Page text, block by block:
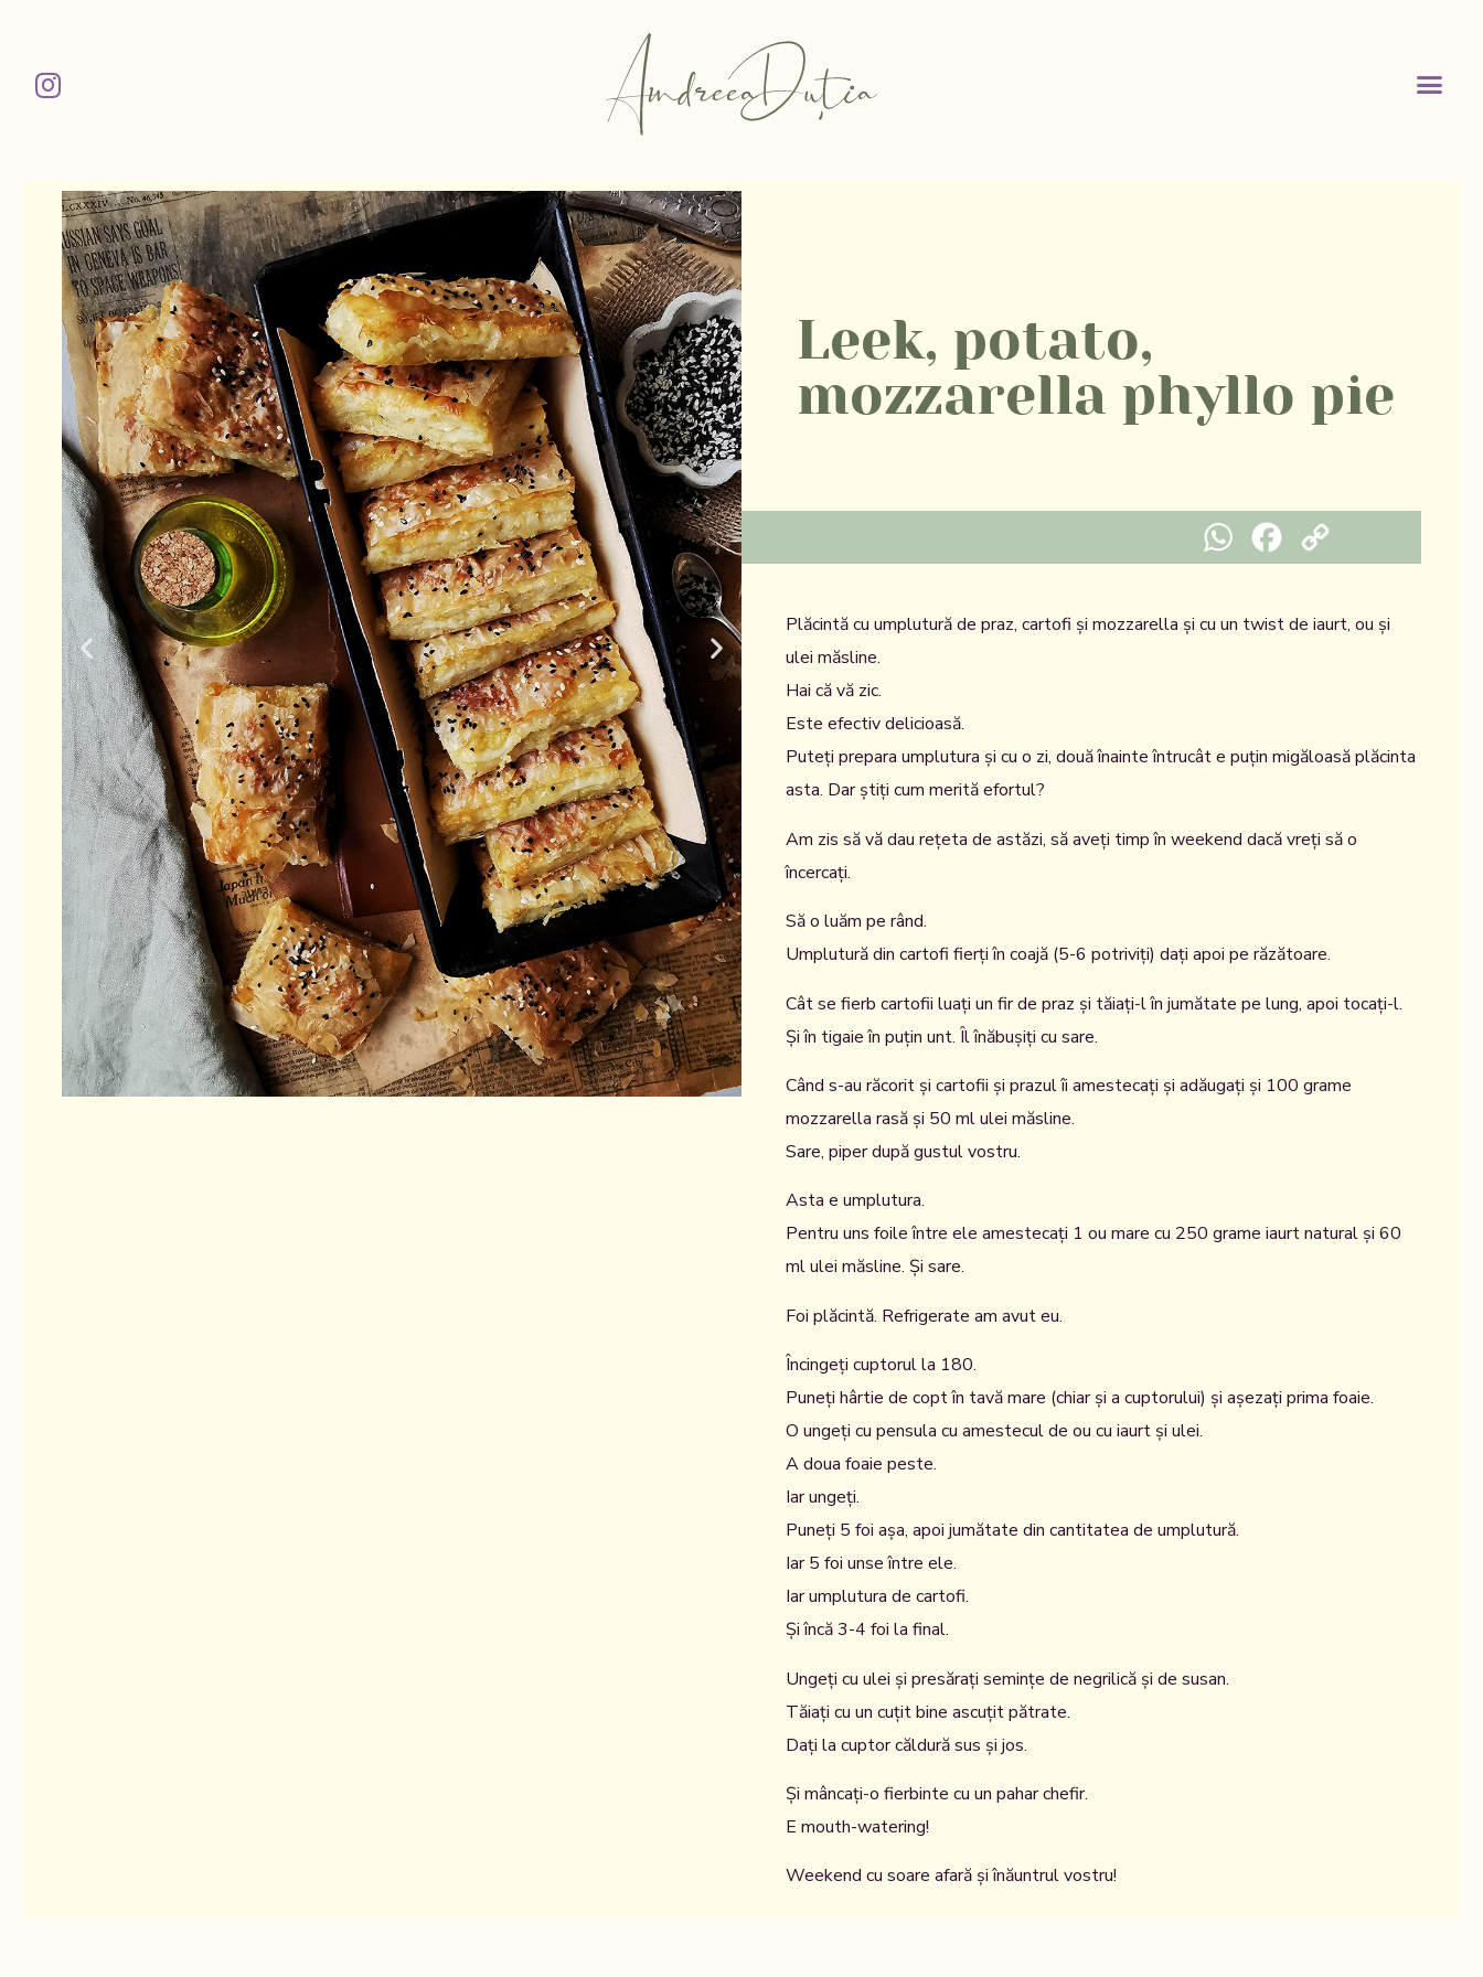
Leek, potato,
mozzarella phyllo pie
WhatsAppFacebook
Copy Link
Plăcintă cu umplutură de praz, cartofi și mozzarella și cu un twist de iaurt, ou și
ulei măsline.
Hai că vă zic.
Este efectiv delicioasă.
Puteți prepara umplutura și cu o zi, două înainte întrucât e puțin migăloasă plăcinta
asta. Dar știți cum merită efortul?
Am zis să vă dau rețeta de astăzi, să aveți timp în weekend dacă vreți să o
încercați.
Să o luăm pe rând.
Umplutură din cartofi fierți în coajă (5-6 potriviți) dați apoi pe răzătoare.
Cât se fierb cartofii luați un fir de praz și tăiați-l în jumătate pe lung, apoi tocați-l.
Și în tigaie în puțin unt. Îl înăbușiți cu sare.
Când s-au răcorit și cartofii și prazul îi amestecați și adăugați și 100 grame
mozzarella rasă și 50 ml ulei măsline.
Sare, piper după gustul vostru.
Asta e umplutura.
Pentru uns foile între ele amestecați 1 ou mare cu 250 grame iaurt natural și 60
ml ulei măsline. Și sare.
Foi plăcintă. Refrigerate am avut eu.
Încingeți cuptorul la 180.
Puneți hârtie de copt în tavă mare (chiar și a cuptorului) și așezați prima foaie.
O ungeți cu pensula cu amestecul de ou cu iaurt și ulei.
A doua foaie peste.
Iar ungeți.
Puneți 5 foi așa, apoi jumătate din cantitatea de umplutură.
Iar 5 foi unse între ele.
Iar umplutura de cartofi.
Și încă 3-4 foi la final.
Ungeți cu ulei și presărați semințe de negrilică și de susan.
Tăiați cu un cuțit bine ascuțit pătrate.
Dați la cuptor căldură sus și jos.
Și mâncați-o fierbinte cu un pahar chefir.
E mouth-watering!
Weekend cu soare afară și înăuntrul vostru!